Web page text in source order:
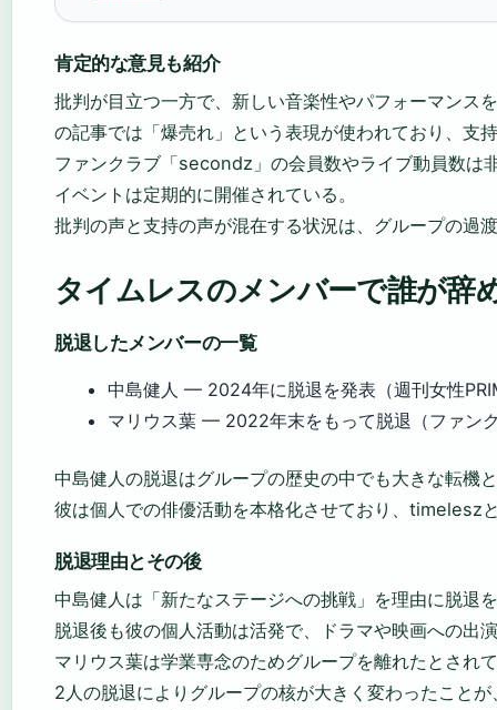
肯定的な意見も紹介
批判が目立つ一方で、新しい音楽性やパフォーマンス
の記事では「爆売れ」という表現が使われており、支
ファンクラブ「secondz」の会員数やライブ動員数は
イベントは定期的に開催されている。
批判の声と支持の声が混在する状況は、グループの過
タイムレスのメンバーで誰が辞
脱退したメンバーの一覧
中島健人 — 2024年に脱退を発表（週刊女性
マリウス葉 — 2022年末をもって脱退（ファン
中島健人の脱退はグループの歴史の中でも大きな転機
彼は個人での俳優活動を本格化させており、timelesz
脱退理由とその後
中島健人は「新たなステージへの挑戦」を理由に脱退
脱退後も彼の個人活動は活発で、ドラマや映画への出
マリウス葉は学業専念のためグループを離れたとされ
2人の脱退によりグループの核が大きく変わったことが